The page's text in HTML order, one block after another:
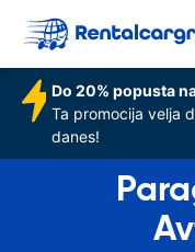
Do 20% popusta
Ta promocija velja
danes!